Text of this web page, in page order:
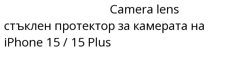
Camera lens
стъклен протектор за камерата на
iPhone 15 / 15 Plus